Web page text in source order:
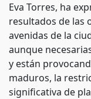
Eva Torres, ha
resultados de las
avenidas de la
aunque
y están
maduros, la
significativa de